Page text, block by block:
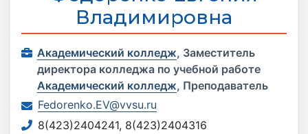
Владимировна
Академический колледж, Заместитель
директора колледжа по учебной работе
Академический колледж, Преподаватель
Fedorenko.EV@vvsu.ru
8(423)2404241, 8(423)2404316